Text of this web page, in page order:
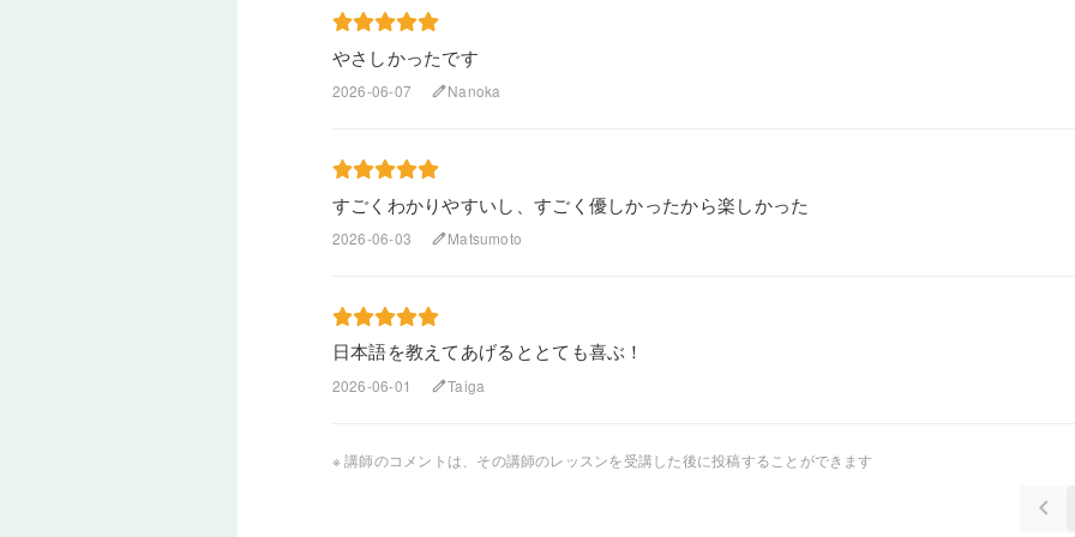
やさしかったです
2026-06-07 editNanoka
すごくわかりやすいし、すごく優しかったから楽しかった
2026-06-03 editMatsumoto
日本語を教えてあげるととても喜ぶ！
2026-06-01 editTaiga
※ 講師のコメントは、その講師のレッスンを受講した後に投稿することができます
keyboard_arrow_left